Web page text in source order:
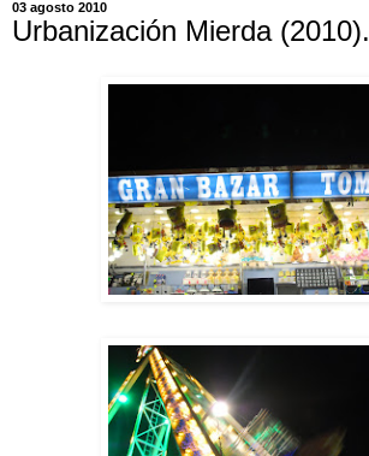
03 agosto 2010
Urbanización Mierda (2010).